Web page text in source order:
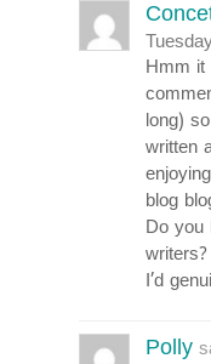
Hmm it
long)
written
blog
Do you
writers?
I’d
Polly